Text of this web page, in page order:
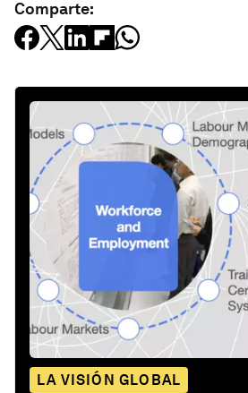
Comparte:
LA VISIÓN GLOBAL